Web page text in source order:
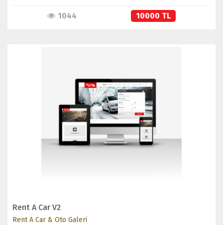
1044 10000 TL
İNCELE
SATIN AL
Rent A Car V2
Rent A Car & Oto Galeri